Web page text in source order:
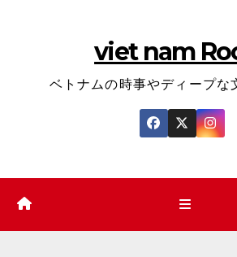
キ
プ
viet nam
ベトナムの時事やディープな